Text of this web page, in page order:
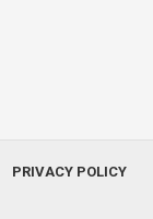
PRIVACY POLICY